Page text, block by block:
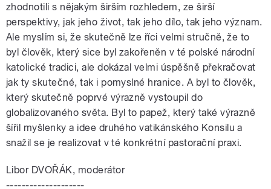
zhodnotili s nějakým širším rozhledem, ze širší
perspektivy, jak jeho život, tak jeho dílo, tak jeho význam.
Ale myslím si, že skutečně lze říci velmi stručně, že to
byl člověk, který sice byl zakořeněn v té polské národní
katolické tradici, ale dokázal velmi úspěšně překračovat
jak ty skutečné, tak i pomyslné hranice. A byl to člověk,
který skutečně poprvé výrazně vystoupil do
globalizovaného světa. Byl to papež, který také výrazně
šířil myšlenky a idee druhého vatikánského Konsilu a
snažil se je realizovat v té konkrétní pastorační praxi.
Libor DVOŘÁK, moderátor
--------------------